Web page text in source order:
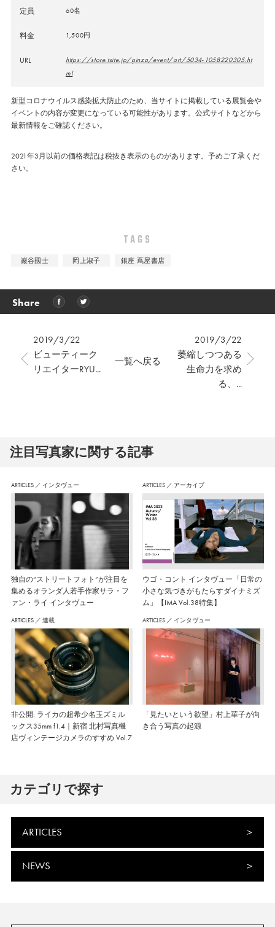
定員 60名
料金 1,500円
URL
https://store.tsite.jp/ginza/event/art/5034-1058220305.ht
ml
新型コロナウイルス感染拡大防止のため、当サイトに掲載している展覧会や
イベントの内容が変更になっている可能性があります。公式サイトなどから
最新情報をご確認ください。
2021年3月以前の価格表記は税抜き表示のものがあります。予めご了承くだ
さい。
TAGS
巖谷國士 岡上淑子 銀座 蔦屋書店
Share
2019/3/22
ビューティーク
リエイターRYU...
2019/3/22
萎縮しつつある
生命力を求め
る、...
一覧へ戻る
注⽬写真家に関する記事
ARTICLES ／ インタヴュー
独自の“ストリートフォト”が注目を
集めるオランダ人若手作家サラ・フ
ァン・ライ インタヴュー
ARTICLES ／ アーカイブ
ウゴ・コント インタヴュー「日常の
小さな気づきがもたらすダイナミズ
ム」【IMA Vol.38特集】
ARTICLES ／ 連載
非公開: ライカの超希少名玉ズミル
ックス35mm f1.4｜新宿 北村写真機
店ヴィンテージカメラのすすめ Vol.7
ARTICLES ／ インタヴュー
「見たいという欲望」村上華子が向
き合う写真の起源
カテゴリで探す
ARTICLES
NEWS